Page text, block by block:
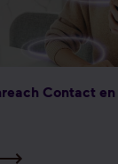
Contact